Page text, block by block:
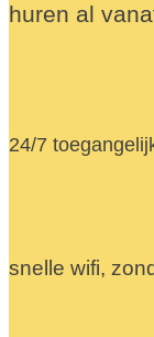
huren al
24/7
snelle wifi,